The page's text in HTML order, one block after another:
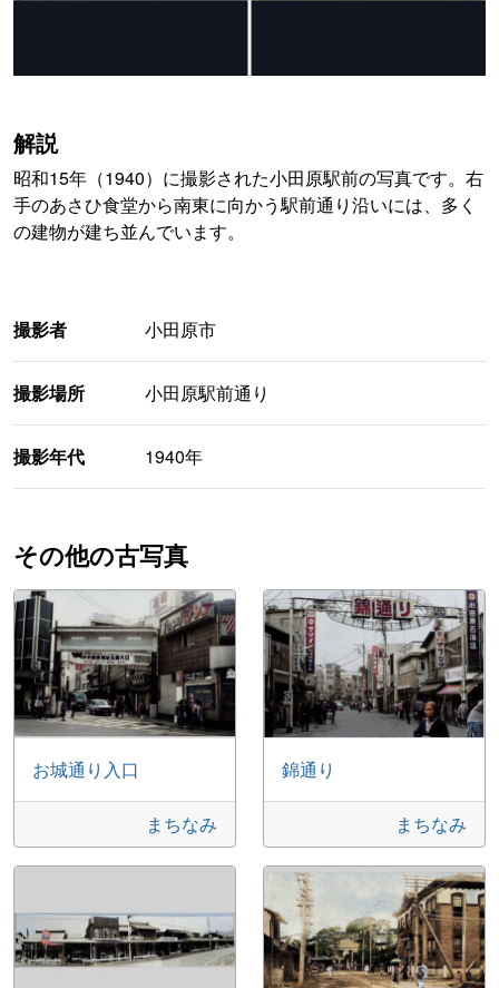
解説
昭和15年（1940）に撮影された小田原駅前の写真です。右
手のあさひ食堂から南東に向かう駅前通り沿いには、多く
の建物が建ち並んでいます。
撮影者 小田原市
撮影場所 小田原駅前通り
撮影年代 1940年
その他の古写真
お城通り入口
まちなみ
錦通り
まちなみ